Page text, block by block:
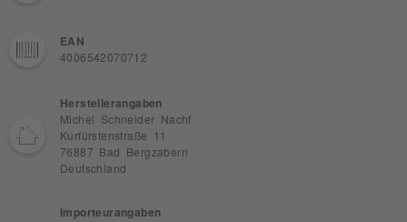
EAN
4006542070712
Herstellerangaben
Michel Schneider Nachf
Kurfürstenstraße 11
76887 Bad Bergzabern
Deutschland
Importeurangaben